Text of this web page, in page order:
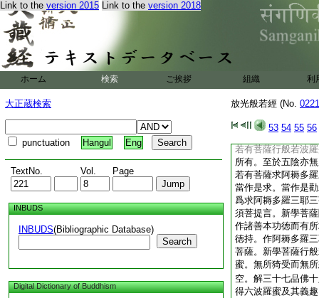
Link to the version 2015 Link to the version 2018
ホーム 検索 ご挨拶 組織 利
大正蔵検索
punctuation Hangul Eng
TextNo. Vol. Page
INBUDS
INBUDS(Bibliographic Database)
Search
Digital Dictionary of Buddhism
放光般若經 (No.
53 54 55 56
亡所信或亡所樂。
諸善本。當爲阿惟
久與善知識相隨者
諸佛所作功徳者。
羅三耶三菩。是意
助意。何等爲衆事
本功徳。而求阿耨
若有菩薩行般若波
所有。至於五陰亦
若有菩薩求阿耨多
當作是求。當作是
爲求阿耨多羅三耶
須菩提言。新學菩
作諸善本功徳而有
徳持。作阿耨多羅
菩薩。新學菩薩行
蜜。無所猗受而無
空。解三十七品佛
得六波羅蜜及其義